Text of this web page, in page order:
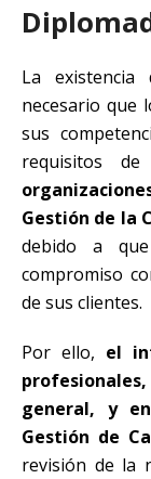
La
necesario que
sus
requisitos
Gestión de la
debido a
compromiso
de sus clientes.
Por ello, el
general, y
Gestión de
revisión de la